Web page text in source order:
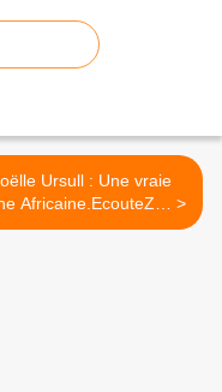
Ursull : Une vraie
reine Africaine.EcouteZ… >